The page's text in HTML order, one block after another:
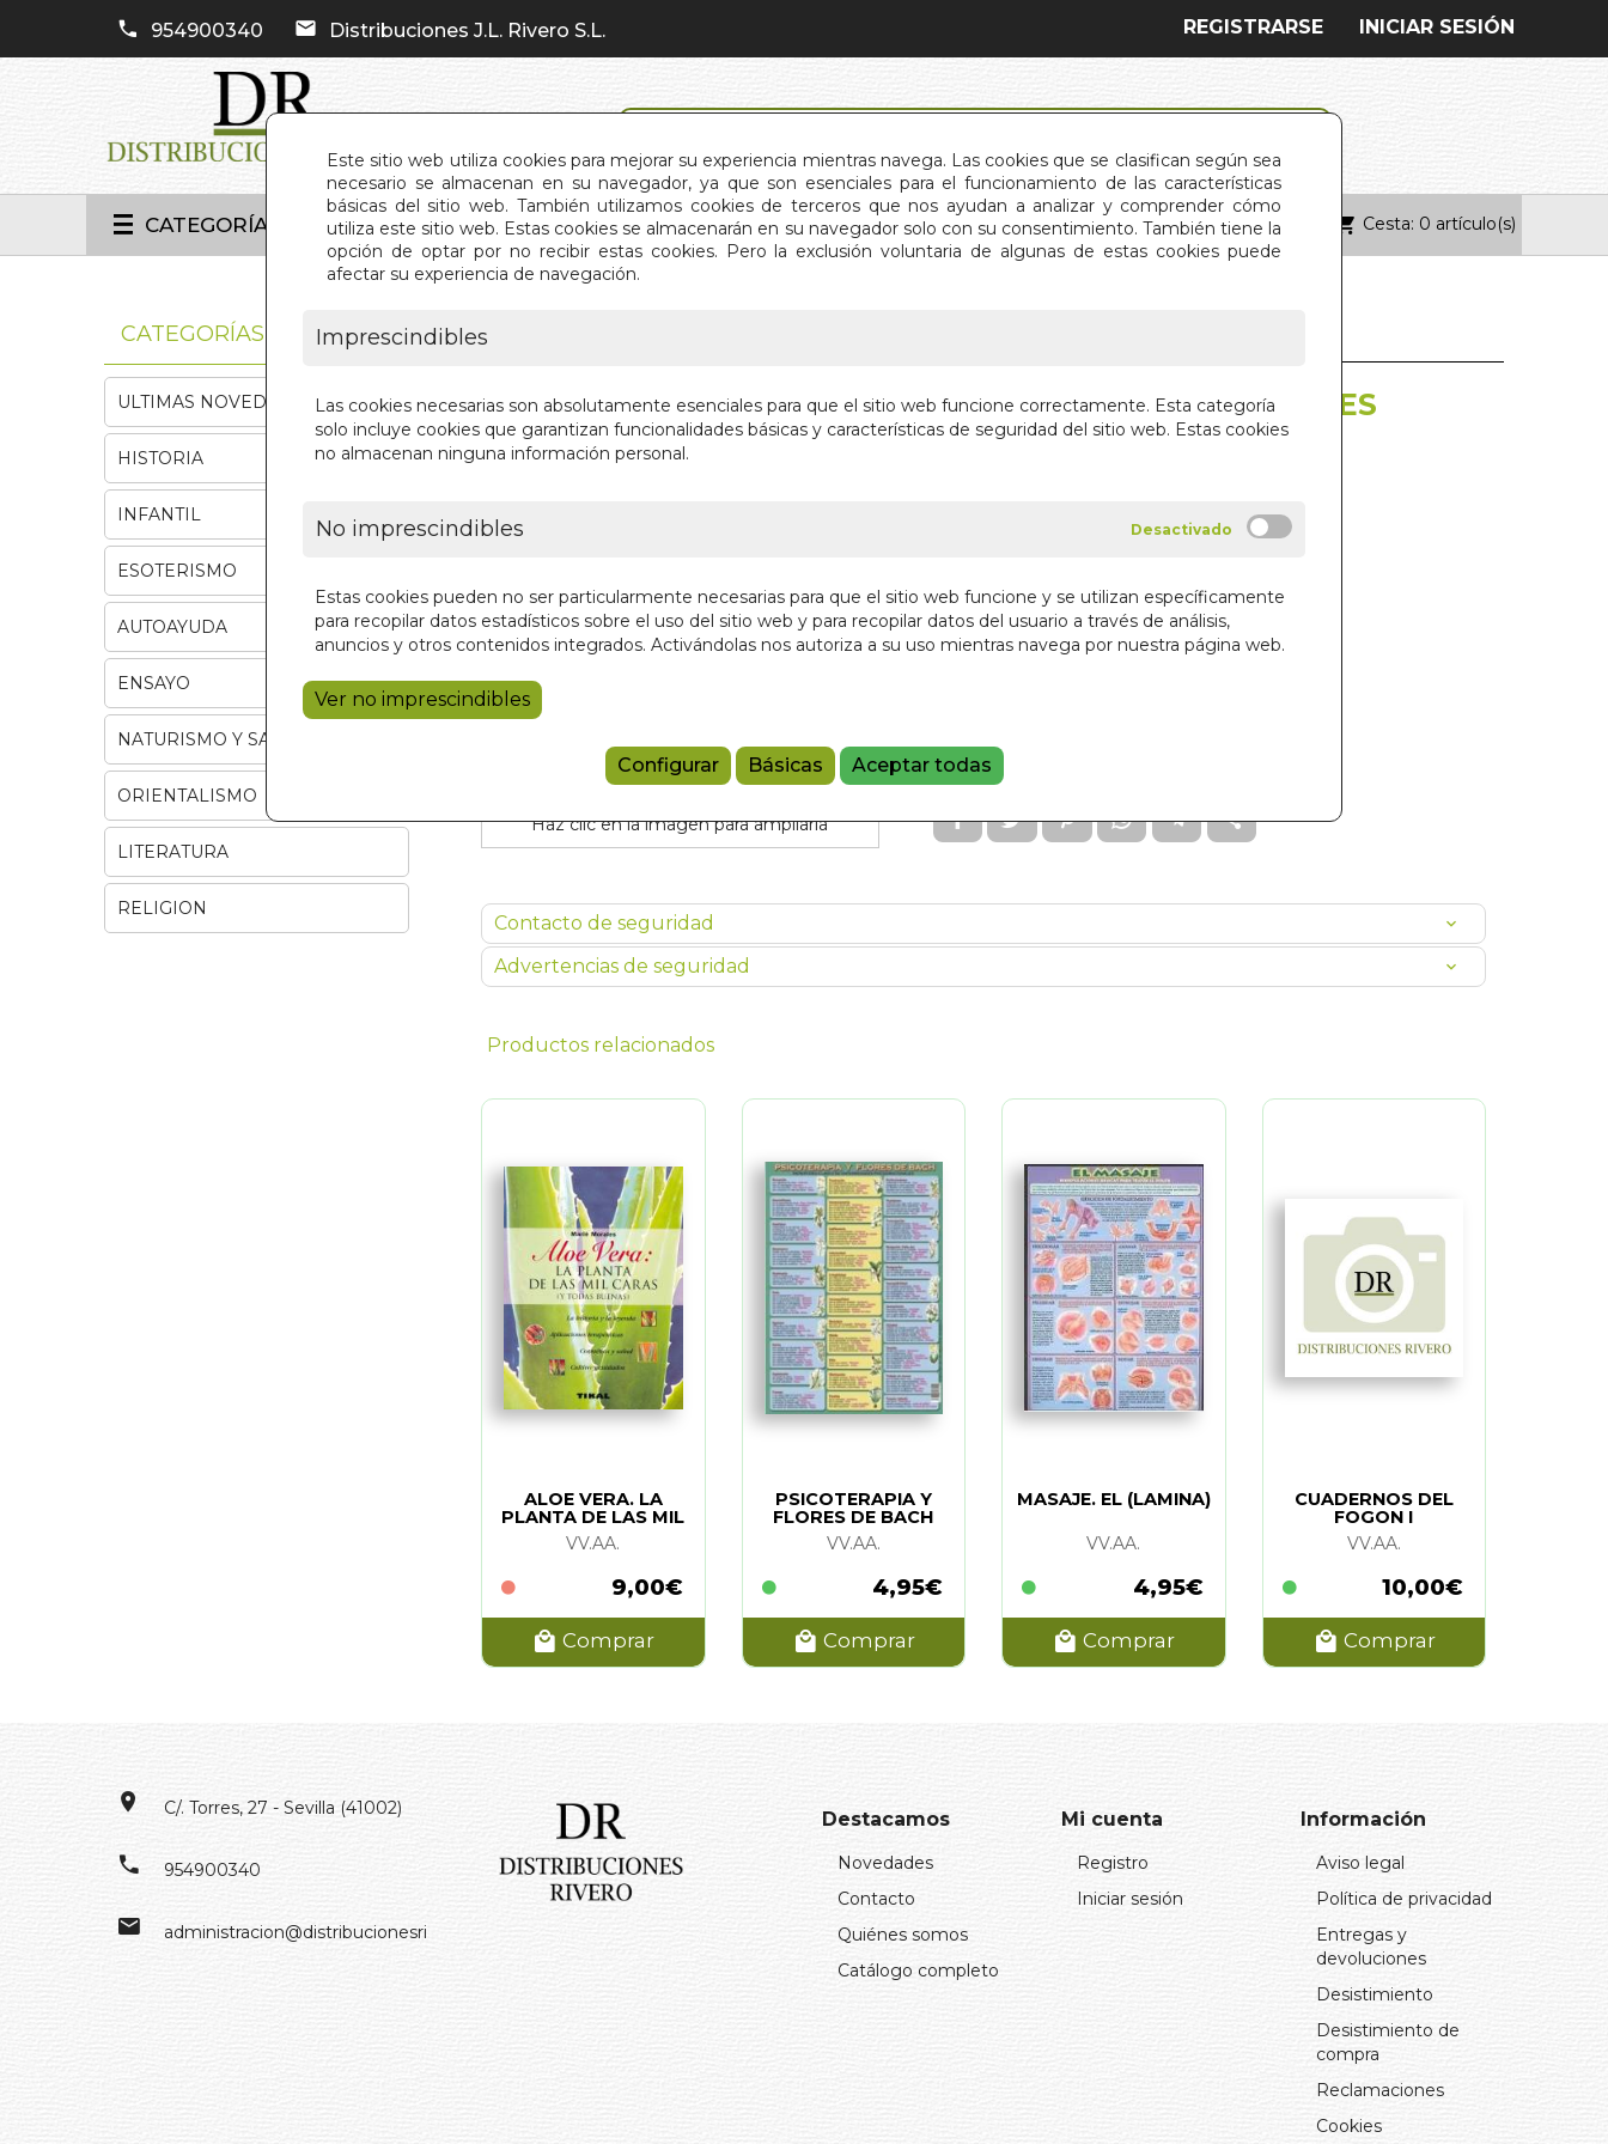
Este sitio web utiliza cookies para mejorar su experiencia mientras navega. Las cookies que se clasifican según sea
necesario se almacenan en su navegador, ya que son esenciales para el funcionamiento de las características
básicas del sitio web. También utilizamos cookies de terceros que nos ayudan a analizar y comprender cómo
utiliza este sitio web. Estas cookies se almacenarán en su navegador solo con su consentimiento. También tiene la
opción de optar por no recibir estas cookies. Pero la exclusión voluntaria de algunas de estas cookies puede
afectar su experiencia de navegación.
Imprescindibles
Las cookies necesarias son absolutamente esenciales para que el sitio web funcione correctamente. Esta categoría
solo incluye cookies que garantizan funcionalidades básicas y características de seguridad del sitio web. Estas cookies
no almacenan ninguna información personal.
No imprescindibles
Estas cookies pueden no ser particularmente necesarias para que el sitio web funcione y se utilizan específicamente
para recopilar datos estadísticos sobre el uso del sitio web y para recopilar datos del usuario a través de análisis,
anuncios y otros contenidos integrados. Activándolas nos autoriza a su uso mientras navega por nuestra página web.
Ver no imprescindibles
Configurar Básicas Aceptar todas
954900340 Distribuciones J.L. Rivero S.L. INICIAR SESIÓN
REGISTRARSE
CATEGORÍAS INICIO QUIÉNES SOMOS CONTACTO Cesta: 0 artículo(s)
Haz clic en la imagen para ampliarla
MATEMATICAS EN FRANCES
(LAMINA)
ADHANA EDICIONES S.L.
4,95 €
8436005162122
Contacto de seguridad
Advertencias de seguridad
Productos relacionados
ALOE VERA. LA
PLANTA DE LAS MIL
CARAS
VV.AA.
9,00€
Comprar
PSICOTERAPIA Y
FLORES DE BACH
(LAMINA)
VV.AA.
4,95€
Comprar
MASAJE. EL (LAMINA)
VV.AA.
4,95€
Comprar
CUADERNOS DEL
FOGON I
VV.AA.
10,00€
Comprar
CATEGORÍAS
ULTIMAS NOVEDADES
HISTORIA
INFANTIL
ESOTERISMO
AUTOAYUDA
ENSAYO
NATURISMO Y SALUD
ORIENTALISMO
LITERATURA
RELIGION
C/. Torres, 27 - Sevilla (41002)
954900340
administracion@distribucionesrivero.es
Destacamos
Novedades
Contacto
Quiénes somos
Catálogo completo
Mi cuenta
Registro
Iniciar sesión
Información
Aviso legal
Política de privacidad
Entregas y
devoluciones
Desistimiento
Desistimiento de
compra
Reclamaciones
Cookies